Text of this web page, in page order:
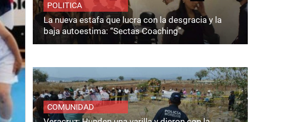
POLITICA
La nueva estafa que lucra con la desgracia y la
baja autoestima: “Sectas Coaching”
COMUNIDAD